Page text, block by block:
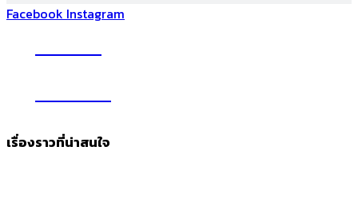
Facebook Instagram
YouTube
Subscribe
เรื่องราวที่น่าสนใจ